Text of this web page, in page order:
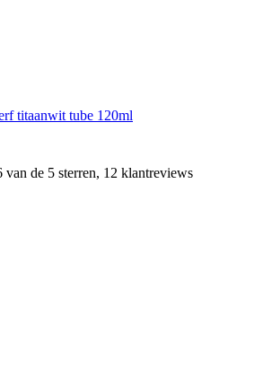
titaanwit tube 120ml
van de 5 sterren, 12 klantreviews